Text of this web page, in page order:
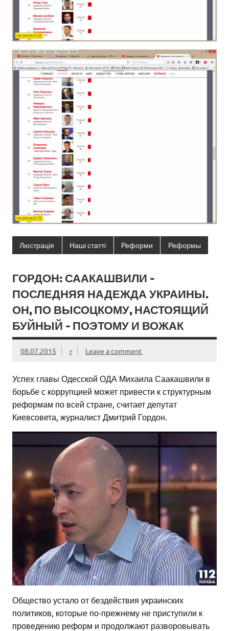
Люстрація Наші статті Реформи Реформы
ГОРДОН: СААКАШВИЛИ –
ПОСЛЕДНЯЯ НАДЕЖДА УКРАИНЫ.
ОН, ПО ВЫСОЦКОМУ, НАСТОЯЩИЙ
БУЙНЫЙ – ПОЭТОМУ И ВОЖАК
08.07.2015 r Leave a comment
Успех главы Одесской ОДА Михаила Саакашвили в
борьбе с коррупцией может привести к структурным
реформам по всей стране, считает депутат
Киевсовета, журналист Дмитрий Гордон.
Общество устало от бездействия украинских
политиков, которые по-прежнему не приступили к
проведению реформ и продолжают разворовывать